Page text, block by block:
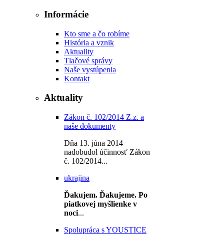
Informácie
Kto sme a čo robíme
História a vznik
Aktuality
Tlačové správy
Naše vystúpenia
Kontakt
Aktuality
Zákon č. 102/2014 Z.z. a
naše dokumenty
Dňa 13. júna 2014
nadobudol účinnosť Zákon
č. 102/2014...
ukrajina
Ďakujem. Ďakujeme. Po
piatkovej myšlienke v
noci...
Spolupráca s YOUSTICE